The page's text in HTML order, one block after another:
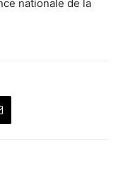
nationale de la